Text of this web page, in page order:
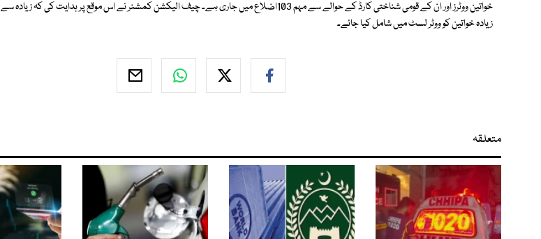
خواتین ووٹرز اور ان کے قومی شناختی کارڈ کے حوالے سے مہم 103اضلاع میں جاری ہے۔ چیف الیکشن کمشنر نے اس موقع پر ہدایت کی کہ زیادہ سے
زیادہ خواتین کو ووٹر لسٹ میں شامل کیا جائے۔
متعلقہ